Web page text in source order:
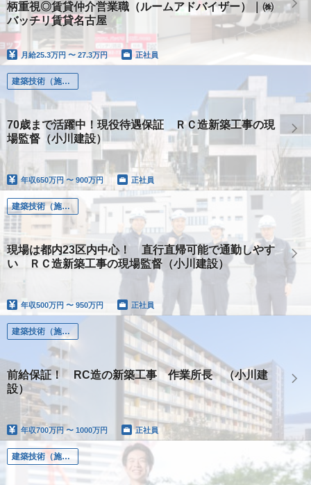
柄重視◎賃貸仲介営業職（ルームアドバイザー）｜㈱
バッチリ賃貸名古屋
月給25.3万円 〜 27.3万円 正社員
建築技術（施工管理、設計、土木、設備）
70歳まで活躍中！現役待遇保証 ＲＣ造新築工事の現
場監督（小川建設）
年収650万円 〜 900万円 正社員
建築技術（施工管理、設計、土木、設備）
現場は都内23区内中心！ 直行直帰可能で通勤しやす
い ＲＣ造新築工事の現場監督（小川建設）
年収500万円 〜 950万円 正社員
建築技術（施工管理、設計、土木、設備）
前給保証！ RC造の新築工事 作業所長 （小川建
設）
年収700万円 〜 1000万円 正社員
建築技術（施工管理、設計、土木、設備）